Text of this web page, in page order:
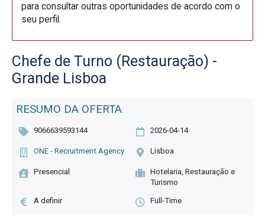
para consultar outras oportunidades de acordo com o
seu perfil.
Chefe de Turno (Restauração) -
Grande Lisboa
RESUMO DA OFERTA
9066639593144 2026-04-14
ONE - Recruitment Agency Lisboa
Presencial
Hotelaria, Restauração e
Turismo
A definir Full-Time